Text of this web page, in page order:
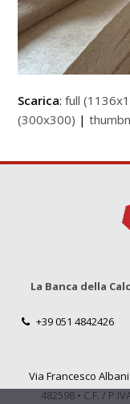
Scarica:full
(300x300) |
La Banca della
+39 051 4842426
Via Francesco
482598 • C.F. /